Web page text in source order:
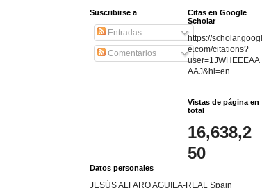
Suscribirse a
Entradas
Comentarios
Citas en Google
Scholar
https://scholar.googl
e.com/citations?
user=1JWHEEEAA
AAJ&hl=en
Vistas de página en
total
16,638,2
50
Datos personales
JESÚS ALFARO AGUILA-REAL Spain